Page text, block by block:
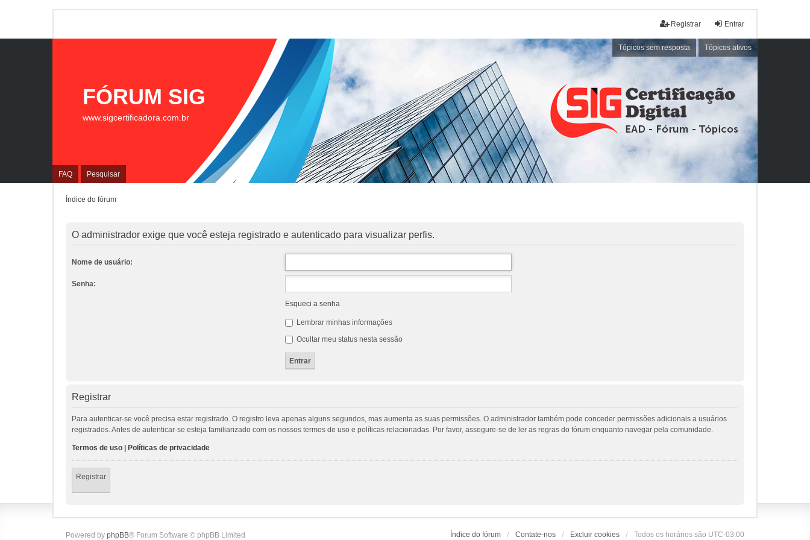
Entrar
Registrar
Tópicos sem resposta Tópicos ativos
FAQ Pesquisar
FÓRUM SIG
www.sigcertificadora.com.br
Índice do fórum
O administrador exige que você esteja registrado e autenticado para visualizar perfis.
Nome de usuário:
Senha:
Esqueci a senha
Lembrar minhas informações
Ocultar meu status nesta sessão
Registrar
Para autenticar-se você precisa estar registrado. O registro leva apenas alguns segundos, mas aumenta as suas permissões. O administrador também pode conceder permissões adicionais a usuários
registrados. Antes de autenticar-se esteja familiarizado com os nossos termos de uso e políticas relacionadas. Por favor, assegure-se de ler as regras do fórum enquanto navegar pela comunidade.
Termos de uso Políticas de privacidade
Registrar
Índice do fórum Contate-nos Excluir cookies Todos os horários são UTC-03:00
Powered by phpBB® Forum Software © phpBB Limited